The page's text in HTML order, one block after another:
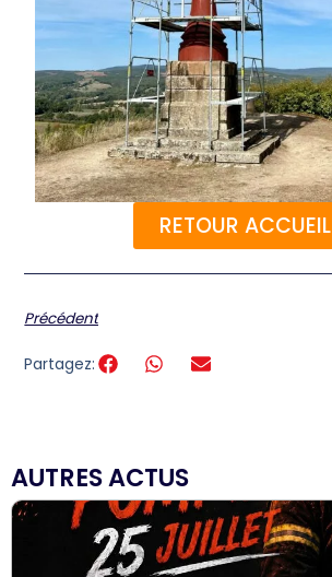
RETOUR ACCUEIL
Précédent
Partagez:
AUTRES ACTUS